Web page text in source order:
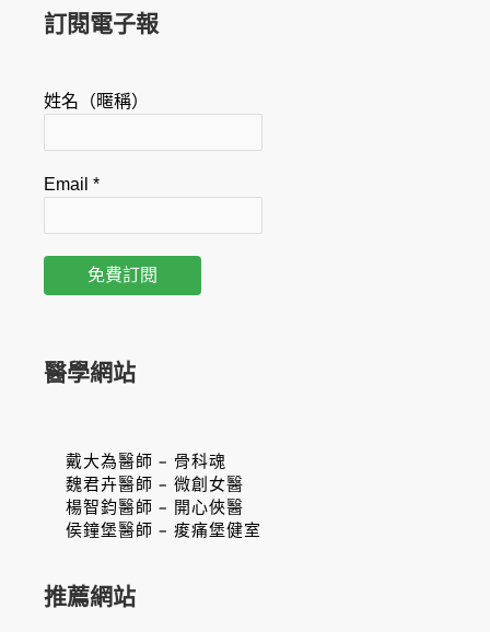
k
訂閱電子報
姓名（暱稱）
Email *
醫學網站
戴大為醫師 – 骨科魂
魏君卉醫師 – 微創女醫
楊智鈞醫師 – 開心俠醫
侯鐘堡醫師 – 痠痛堡健室
推薦網站